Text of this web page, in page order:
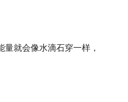
就会像水滴石穿一样，